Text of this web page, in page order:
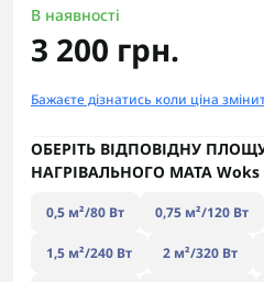
В наявності
3 200 грн.
Бажаєте дізнатись коли ціна
ОБЕРІТЬ ВІДПОВІДНУ
НАГРІВАЛЬНОГО МАТА Woks
0,5 м²/80 Вт 0,75 м²/120 Вт
1,5 м²/240 Вт 2 м²/320 Вт